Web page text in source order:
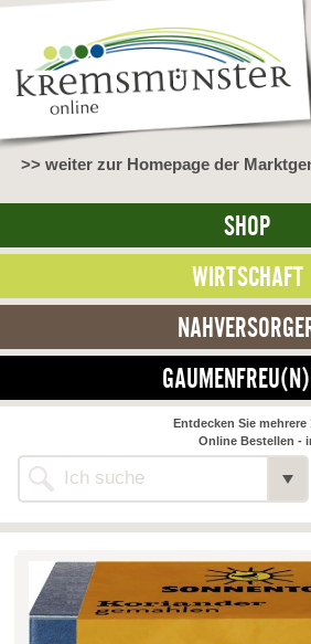
>> weiter zur Homepage der
SHOP
WIRTSCHAFT
Entdecken Sie
Online Bestellen -
NAHVERSORGER
>> Bauernmarkt <<
Bäckerei-Konditorei-Café
Biohof Öllinger
Fleischerei Hüthmayr